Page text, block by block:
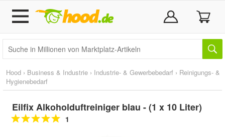
Hood › Business & Industrie › Industrie- & Gewerbebedarf › Reinigungs- &
Hygienebedarf
Eilfix Alkoholduftreiniger blau - (1 x 10 Liter)
1